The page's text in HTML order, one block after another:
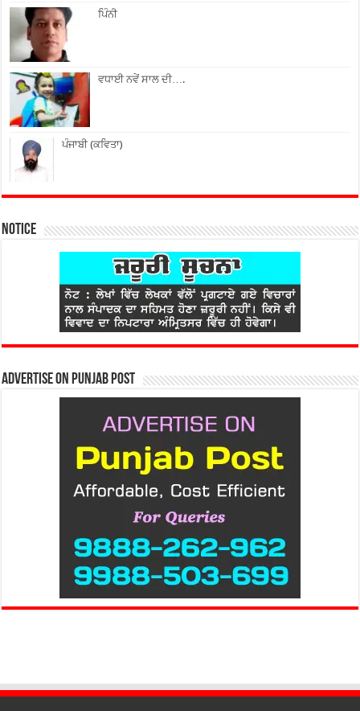
ਪਿੰਨੀ
ਵਧਾਈ ਨਵੇਂ ਸਾਲ ਦੀ….
ਪੰਜਾਬੀ (ਕਵਿਤਾ)
Notice
Advertise on Punjab Post